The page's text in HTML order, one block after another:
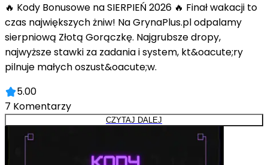
🔥 Kody Bonusowe na SIERPIEŃ 2026 🔥 Finał wakacji to
czas największych żniw! Na GrynaPlus.pl odpalamy
sierpniową Złotą Gorączkę. Najgrubsze dropy,
najwyższe stawki za zadania i system, kt&oacute;ry
pilnuje małych oszust&oacute;w.
5.00
7 Komentarzy
CZYTAJ DALEJ